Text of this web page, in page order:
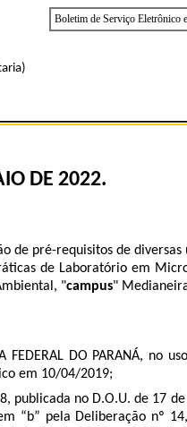
Boletim de Serviço Eletrônico
DE 2022.
de pré-requisitos de
de Laboratório em
"campus"
FEDERAL DO PARANÁ,
em 10/04/2019;
publicada no D.O.U. de 17
“b” pela Deliberação nº